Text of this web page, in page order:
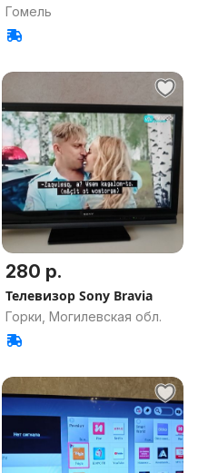
Гомель
280 р.
Телевизор Sony Bravia
Горки, Могилевская обл.